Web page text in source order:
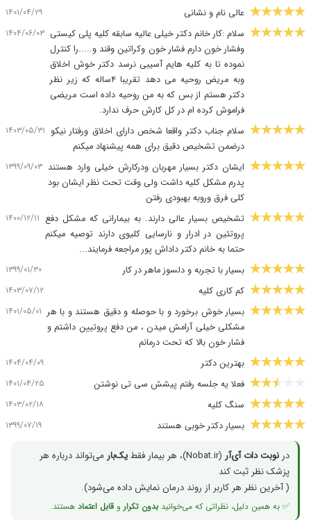
عالی نام و نشانی ۱۴۰۱/۰۴/۲۹
سلام :کار خانم دکتر خیلی عالیه سابقه کلیه پلی کیستی
وفشار خون دارم فشار خون وکراتین وقند و.....را کنترل
نموده تا به کلیه هایم آسیبی نرسد دکتر خوش اخلاق
وبه مریض روحیه می دهد تقریبا ۴ساله که زیر نظر
دکتر هستم از بس که به من روحیه داده است مریضی
فراموش کرده ام در کل کارش حرف ندارد.
۱۴۰۴/۰۶/۰۳
سلام جناب دکتر واقعا شخص دارای اخلاق ورفتار نیکو
درضمن تشخیص دقیق برای همه پیشنهاد میکنم
۱۴۰۳/۰۵/۳۱
ایشان دکتر بسیار مهربان ودرکارش خیلی وارد هستند
پدرم مشکل کلیه داشت ولی وقت تحت نظر ایشان بود
کلی فرق وروبه بهبودی رفتن
۱۳۹۹/۰۹/۰۳
تشخیص بسیار عالی دارند. به بیمارانی که مشکل دفع
پروتئین در ادرار و نارسایی کلیوی دارند توصیه میکنم
حتما به خانم دکتر داداش پور مراجعه فرمایند...
۱۴۰۰/۱۲/۱۱
بسیار با تجربه و دلسوز ماهر در کار ۱۳۹۹/۰۱/۳۰
کم کاری کلیه ۱۴۰۳/۰۷/۱۲
بسیار خوش برخورد و با حوصله و دقیق هستند و با هر
مشکلی خیلی آرامش میدن ، من دفع پروتیین داشتم و
فشار خون بالا که تحت درمانم
۱۴۰۱/۰۵/۰۱
بهترین دکتر ۱۴۰۴/۰۴/۰۹
فعلا یه جلسه رفتم پیشش سی تی نوشتن ۱۴۰۱/۰۴/۲۵
سنگ کلیه ۱۴۰۳/۰۲/۱۸
بسیار دکتر خوبی هستند ۱۳۹۹/۰۷/۱۹
در نوبت دات آی‌آر (Nobat.ir)، هر بیمار فقط یک‌بار می‌تواند درباره هر
پزشک نظر ثبت کند
( آخرین نظر هر کاربر از روند درمان نمایش داده می‌شود).
✅ به همین دلیل، نظراتی که می‌خوانید بدون تکرار و قابل اعتماد هستند.